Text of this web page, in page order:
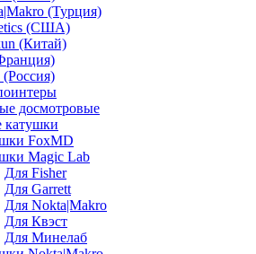
(Турция)
(США)
(Китай)
досмотровые
катушки
FoxMD
Magic Lab
Для Fisher
Для Garrett
Для Nokta|Makro
Для Квэст
Для Минелаб